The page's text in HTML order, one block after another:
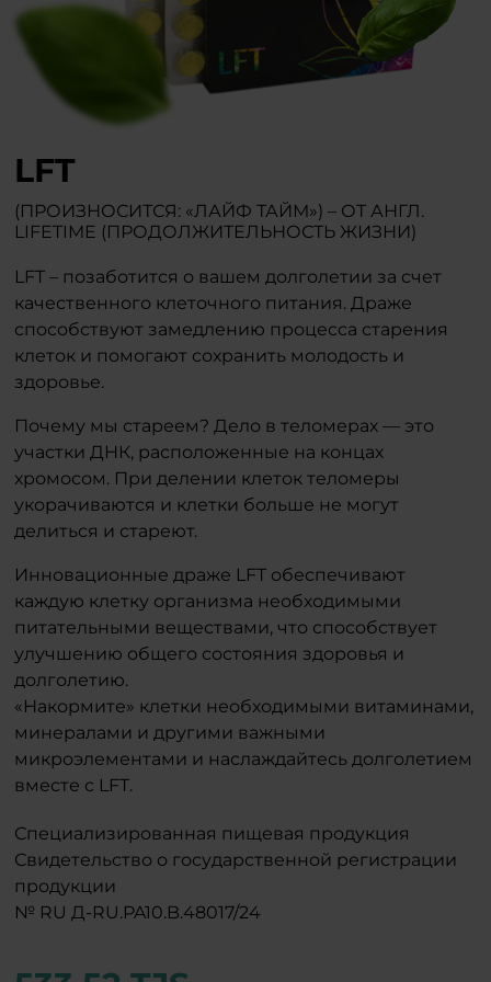
LFT
(ПРОИЗНОСИТСЯ: «ЛАЙФ ТАЙМ») – ОТ АНГЛ.
LIFETIME (ПРОДОЛЖИТЕЛЬНОСТЬ ЖИЗНИ)
LFT – позаботится о вашем долголетии за счет
качественного клеточного питания. Драже
способствуют замедлению процесса старения
клеток и помогают сохранить молодость и
здоровье.
Почему мы стареем? Дело в теломерах — это
участки ДНК, расположенные на концах
хромосом. При делении клеток теломеры
укорачиваются и клетки больше не могут
делиться и стареют.
Инновационные драже LFT обеспечивают
каждую клетку организма необходимыми
питательными веществами, что способствует
улучшению общего состояния здоровья и
долголетию.
«Накормите» клетки необходимыми витаминами,
минералами и другими важными
микроэлементами и наслаждайтесь долголетием
вместе с LFT.
Специализированная пищевая продукция
Свидетельство о государственной регистрации
продукции
№ RU Д-RU.PA10.B.48017/24